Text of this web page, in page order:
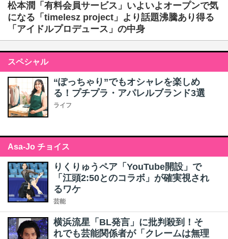
松本潤「有料会員サービス」いよいよオープンで気
になる「timelesz project」より話題沸騰あり得る
「アイドルプロデュース」の中身
スペシャル
“ぽっちゃり”でもオシャレを楽しめ
る！プチプラ・アパレルブランド3選
ライフ
Asa-Jo チョイス
りくりゅうペア「YouTube開設」で
「江頭2:50とのコラボ」が確実視され
るワケ
芸能
横浜流星「BL発言」に批判殺到！そ
れでも芸能関係者が「クレームは無理